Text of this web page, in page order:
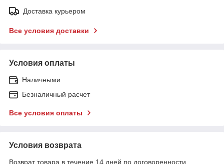
Доставка курьером
Все условия доставки
Условия оплаты
Наличными
Безналичный расчет
Все условия оплаты
Условия возврата
Возврат товара в течение 14 дней по договоренности